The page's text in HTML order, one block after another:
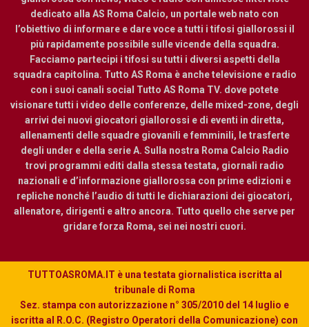
dedicato alla AS Roma Calcio, un portale web nato con
l’obiettivo di informare e dare voce a tutti i tifosi giallorossi il
più rapidamente possibile sulle vicende della squadra.
Facciamo partecipi i tifosi su tutti i diversi aspetti della
squadra capitolina. Tutto AS Roma è anche televisione e radio
con i suoi canali social Tutto AS Roma TV. dove potete
visionare tutti i video delle conferenze, delle mixed-zone, degli
arrivi dei nuovi giocatori giallorossi e di eventi in diretta,
allenamenti delle squadre giovanili e femminili, le trasferte
degli under e della serie A. Sulla nostra Roma Calcio Radio
trovi programmi editi dalla stessa testata, giornali radio
nazionali e d’informazione giallorossa con prime edizioni e
repliche nonché l’audio di tutti le dichiarazioni dei giocatori,
allenatore, dirigenti e altro ancora. Tutto quello che serve per
gridare forza Roma, sei nei nostri cuori.
TUTTOASROMA.IT è una testata giornalistica iscritta al
tribunale di Roma
Sez. stampa con autorizzazione n° 305/2010 del 14 luglio e
iscritta al R.O.C. (Registro Operatori della Comunicazione) con